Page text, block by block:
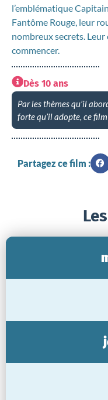
l’emblématique
Fantôme Rouge, leur
nombreux secrets.
commencer.
Dès 10 ans
Par les thèmes qu’il
forte qu’il adopte, ce
Partagez ce film :